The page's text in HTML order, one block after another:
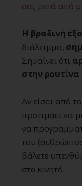
σας μετά από
Η βραδινή
διάλειμμα,
Σημαίνει ότι
στην ρουτίνα
Αν είσαι από
προτιμάει να
να
του
βάλετε
στο κινητό.